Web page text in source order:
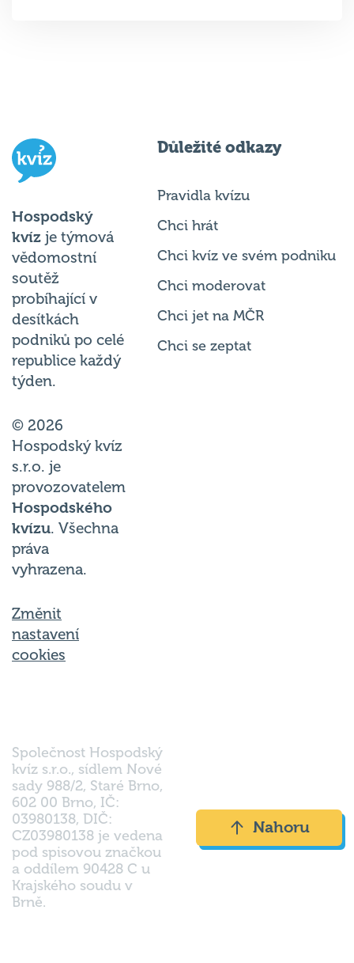
Hospodský
kvíz je týmová
vědomostní
soutěž
probíhající v
desítkách
podniků po celé
republice každý
týden.
© 2026
Hospodský kvíz
s.r.o. je
provozovatelem
Hospodského
kvízu. Všechna
práva
vyhrazena.
Změnit
nastavení
cookies
Důležité odkazy
Pravidla kvízu
Chci hrát
Chci kvíz ve svém podniku
Chci moderovat
Chci jet na MČR
Chci se zeptat
Společnost Hospodský
kvíz s.r.o., sídlem Nové
sady 988/2, Staré Brno,
602 00 Brno, IČ:
03980138, DIČ:
CZ03980138 je vedena
pod spisovou značkou
a oddílem 90428 C u
Krajského soudu v
Brně.
Nahoru